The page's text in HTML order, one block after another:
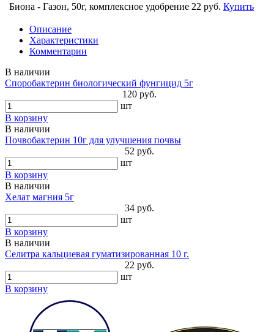
Биона - Газон, 50г, комплексное удобрение 22 руб. Купить
Описание
Характеристики
Комментарии
В наличии
Споробактерин биологический фунгицид 5г
120 руб.
шт
В корзину
В наличии
Почвобактерин 10г для улучшения почвы
52 руб.
шт
В корзину
В наличии
Хелат магния 5г
34 руб.
шт
В корзину
В наличии
Селитра кальциевая гуматизированная 10 г.
22 руб.
шт
В корзину